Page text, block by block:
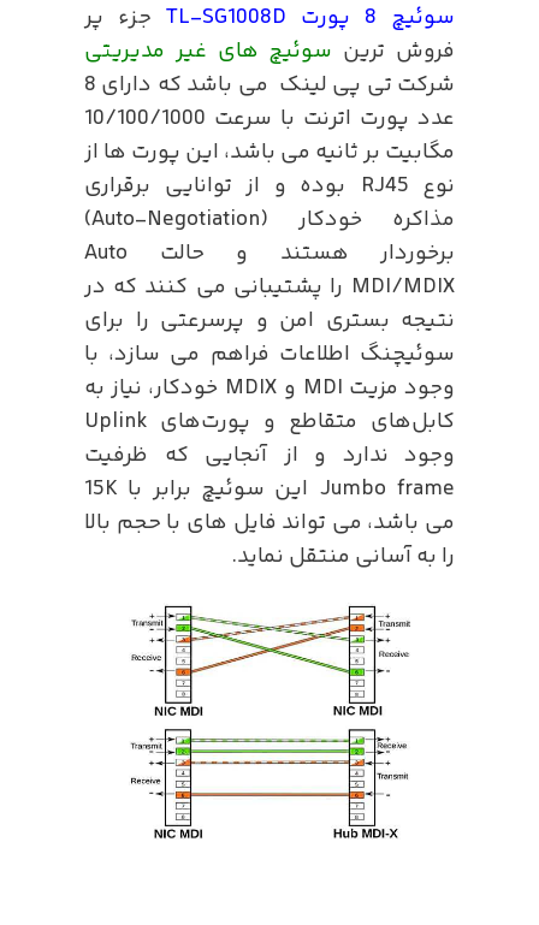
سوئیچ 8 پورت TL-SG1008D
جزء پر
فروش ترین سوئیچ های غیر مدیریتی
شرکت تی پی لینک می باشد که دارای 8
عدد پورت اترنت با سرعت 10/100/1000
مگابیت بر ثانیه می باشد، این پورت ها از
نوع RJ45 بوده و از توانایی برقراری
مذاکره خودکار (Auto-Negotiation)
برخوردار هستند و حالت Auto
MDI/MDIX را پشتیبانی می کنند که در
نتیجه بستری امن و پرسرعتی را برای
سوئیچنگ اطلاعات فراهم می سازد، با
وجود مزیت MDI و MDIX خودکار، نیاز به
کابل‌های متقاطع و پورت‌های Uplink
وجود ندارد و از آنجایی که ظرفیت
Jumbo frame این سوئیچ برابر با 15K
می باشد، می تواند فایل های با حجم بالا
را به آسانی منتقل نماید.